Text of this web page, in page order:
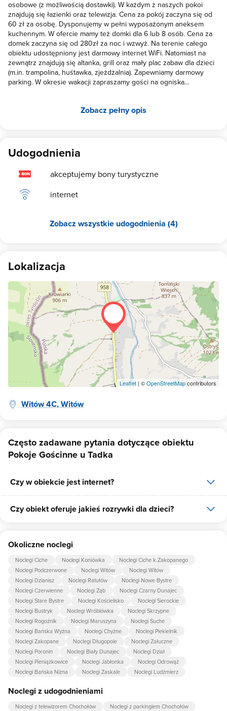
osobowe (z możliwością dostawki). W każdym z naszych pokoi
znajdują się łazienki oraz telewizja. Cena za pokój zaczyna się od
60 zł za osobę. Dysponujemy w pełni wyposażonym aneksem
kuchennym. W ofercie mamy też domki dla 6 lub 8 osób. Cena za
domek zaczyna się od 280zł za noc i wzwyż. Na terenie całego
obiektu udostępniony jest darmowy internet WiFi. Natomiast na
zewnątrz znajdują się altanka, grill oraz mały plac zabaw dla dzieci
(m.in. trampolina, huśtawka, zjeżdżalnia). Zapewniamy darmowy
parking. W okresie wakacji zapraszamy gości na ogniska
następnego. Przyjazdy do godz. 21. Nie akceptujemy pobytów ze
Zobacz pełny opis
Udogodnienia
akceptujemy bony turystyczne
internet
Zobacz wszystkie udogodnienia (4)
Lokalizacja
Leaflet | ©OpenStreetMapcontributors
Witów 4C, Witów
Często zadawane pytania dotyczące obiektu
Pokoje Gościnne u Tadka
Czy w obiekcie jest internet?
Tak, Pokoje Gościnne u Tadka udostępnia dla swoich gości
Czy obiekt oferuje jakieś rozrywki dla dzieci?
Okoliczne noclegi
Noclegi Ciche Noclegi Koniówka
Noclegi Ciche k.Zakopanego
Noclegi Podczerwone
Noclegi Witów
Noclegi Witów
Noclegi Dzianisz
Noclegi Ratułów
Noclegi Nowe Bystre
Noclegi Czerwienne
Noclegi Ząb
Noclegi Czarny Dunajec
Noclegi Stare Bystre
Noclegi Kościelisko
Noclegi Sierockie
Noclegi Bustryk
Noclegi Wróblówka
Noclegi Skrzypne
Noclegi Rogoźnik
Noclegi Maruszyna
Noclegi Suche
Noclegi Bańska Wyżna
Noclegi Chyżne
Noclegi Piekielnik
Noclegi Zakopane
Noclegi Długopole
Noclegi Załuczne
Noclegi Poronin
Noclegi Biały Dunajec
Noclegi Dział
Noclegi Pieniążkowice
Noclegi Jabłonka
Noclegi Odrowąż
Noclegi Bańska Niżna
Noclegi Zaskale Noclegi Ludźmierz
Noclegi z udogodnieniami
Noclegi z telewizorem Chochołów
Noclegi z parkingiem Chochołów